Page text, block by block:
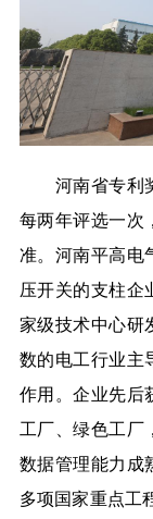
河南省专利奖
每两年评选一次
准。 河南平高电
压开关的支柱企
家级技术中心研
数的电工行业主
作用。企业先后
工厂、绿色工厂
数据管理能力成
多项国家重点工